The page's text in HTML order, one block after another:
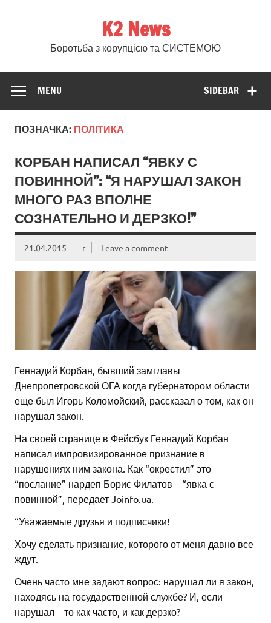
K2 News
Боротьба з корупцією та СИСТЕМОЮ
SIDEBAR
MENU
ПОЗНАЧКА: ПОЛІТИКА
КОРБАН НАПИСАЛ “ЯВКУ С
ПОВИННОЙ”: “Я НАРУШАЛ ЗАКОН
МНОГО РАЗ ВПОЛНЕ
СОЗНАТЕЛЬНО И ДЕРЗКО!”
21.04.2015 r Leave a comment
Геннадий Корбан, бывший замглавы
Днепропетровской ОГА когда губернатором области
еще был Игорь Коломойский, рассказал о том, как он
нарушал закон.
На своей странице в Фейсбук Геннадий Корбан
написал импровизированное признание в
нарушениях ним закона. Как “окрестил” это
“послание” нардеп Борис Филатов – “явка с
повинной”, передает Joinfo.ua.
“Уважаемые друзья и подписчики!
Хочу сделать признание, которого от меня давно все
ждут.
Очень часто мне задают вопрос: нарушал ли я закон,
находясь на государственной службе? И, если
нарушал – то как часто, и как дерзко?